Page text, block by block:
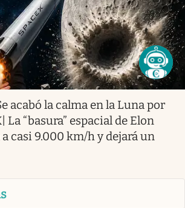
acabó la calma en la Luna por
La “basura” espacial de Elon
casi 9.000 km/h y dejará un